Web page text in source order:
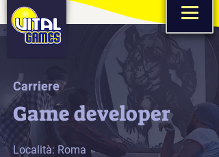
Carriere
Game developer
Località: Roma